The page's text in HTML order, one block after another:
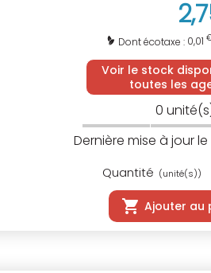
2,
Dont écotaxe : 0,01
Voir le stock
toutes les
0
Dernière mise à jour
Quantité (unité(s))
Ajouter au